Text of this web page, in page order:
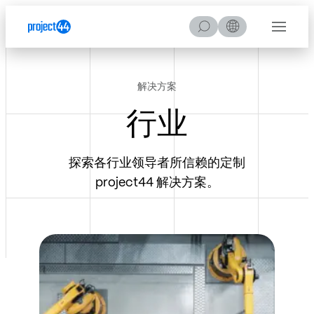
Menu
搜
索
解决方案
行业
探索各行业领导者所信赖的定制
project44 解决方案。